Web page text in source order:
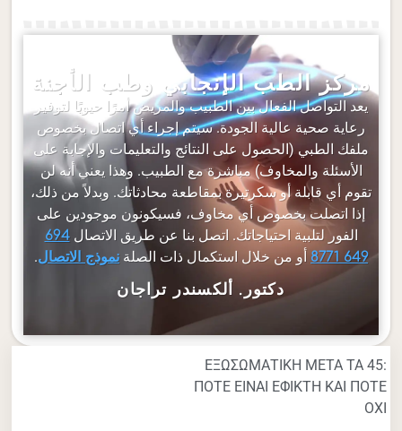
مركز الطب الإنجابي وطب الأجنة
يعد التواصل الفعال بين الطبيب والمريض أمرًا حيويًا لتوفير
رعاية صحية عالية الجودة. سيتم إجراء أي اتصال بخصوص
ملفك الطبي (الحصول على النتائج والتعليمات والإجابة على
الأسئلة والمخاوف) مباشرة مع الطبيب. وهذا يعني أنه لن
تقوم أي قابلة أو سكرتيرة بمقاطعة محادثاتك. وبدلاً من ذلك،
إذا اتصلت بخصوص أي مخاوف، فسيكونون موجودين على
الفور لتلبية احتياجاتك. اتصل بنا عن طريق الاتصال694
649 8771
أو من خلال استكمال ذات الصلة نموذج الاتصال.
دكتور. ألكسندر تراجان
ΕΞΩΣΩΜΑΤΙΚΗ ΜΕΤΑ ΤΑ 45:
ΠΟΤΕ ΕΙΝΑΙ ΕΦΙΚΤΗ ΚΑΙ ΠΟΤΕ
ΟΧΙ